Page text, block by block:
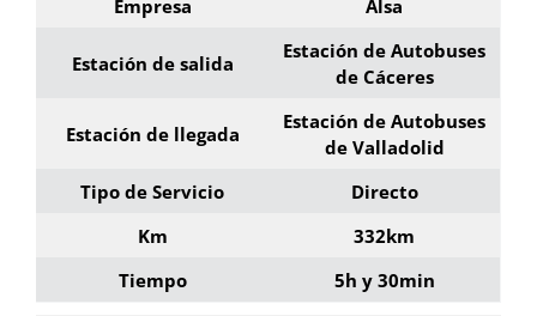
Empresa Alsa
Estación de salida
Estación de Autobuses
de Cáceres
Estación de llegada
Estación de Autobuses
de Valladolid
Tipo de Servicio
Directo
Km
332km
Tiempo
5h y 30min